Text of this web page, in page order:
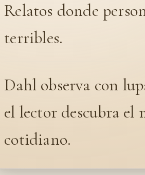
Relatos donde
terribles.
Dahl observa con
el lector descubra el
cotidiano.